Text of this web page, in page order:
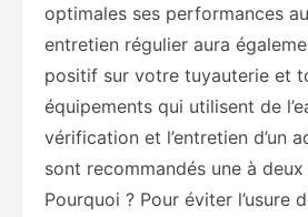
optimales ses performances
entretien régulier aura
positif sur votre tuyauterie et
équipements qui utilisent de
vérification et l’entretien d’un
sont recommandés une à
Pourquoi ? Pour éviter l’usure